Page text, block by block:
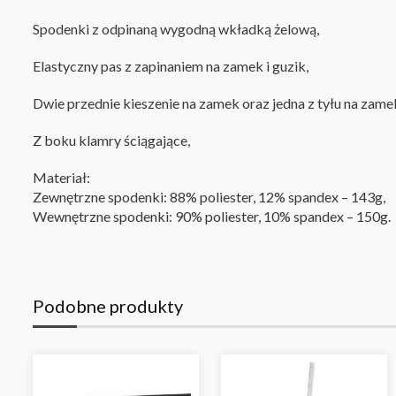
Spodenki z odpinaną wygodną wkładką żelową,
Elastyczny pas z zapinaniem na zamek i guzik,
Dwie przednie kieszenie na zamek oraz jedna z tyłu na
Z boku klamry ściągające,
Materiał:
Zewnętrzne spodenki: 88% poliester, 12% spandex – 143g,
Wewnętrzne spodenki: 90% poliester, 10% spandex – 150g.
Podobne produkty